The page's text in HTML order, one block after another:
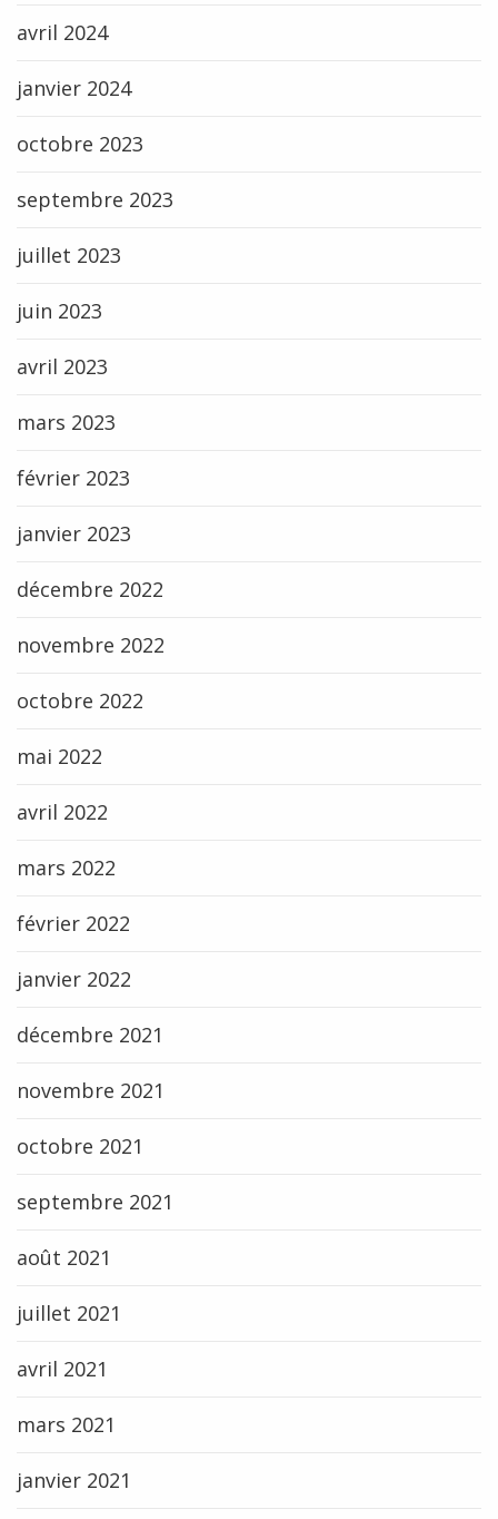
avril 2024
janvier 2024
octobre 2023
septembre 2023
juillet 2023
juin 2023
avril 2023
mars 2023
février 2023
janvier 2023
décembre 2022
novembre 2022
octobre 2022
mai 2022
avril 2022
mars 2022
février 2022
janvier 2022
décembre 2021
novembre 2021
octobre 2021
septembre 2021
août 2021
juillet 2021
avril 2021
mars 2021
janvier 2021